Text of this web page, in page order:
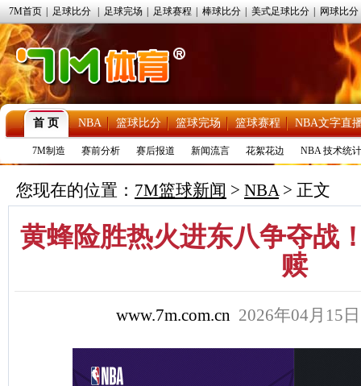
7M首页 足球比分 足球完场 足球赛程 棒球比分 美式足球比分 网球比分
首 页 NBA 篮球比分 篮球完场 篮球赛程 NBA文字直
7M制造 赛前分析 赛后报道 新闻流言 花絮花边 NBA 技术统计
您现在的位置： 7M篮球新闻 > NBA> 正文
黄蜂险胜热火进东八争夺战
赎
www.7m.com.cn 2026年04月15